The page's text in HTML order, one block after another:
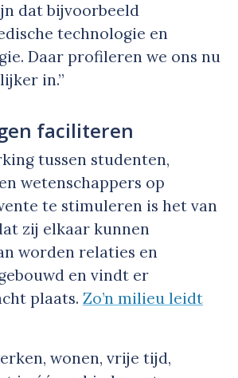
dat bijvoorbeeld
technologie en
Daar profileren we ons nu
in.”
faciliteren
tussen studenten,
wetenschappers op
te stimuleren is het van
zij elkaar kunnen
worden relaties en
en vindt er
plaats. Zo’n milieu leidt
wonen, vrije tijd,